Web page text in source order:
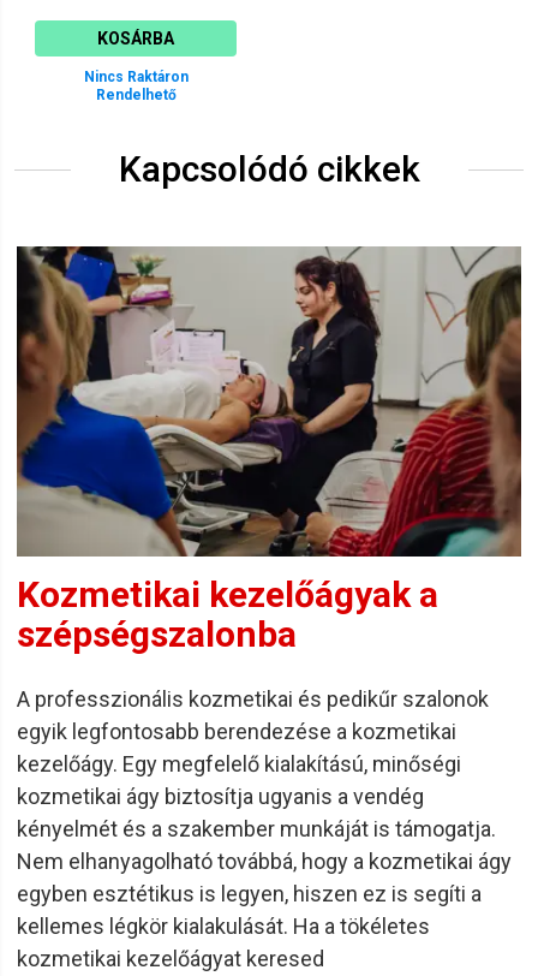
KOSÁRBA
Nincs Raktáron
Rendelhető
Kapcsolódó cikkek
Kozmetikai kezelőágyak a
szépségszalonba
A professzionális kozmetikai és pedikűr szalonok
egyik legfontosabb berendezése a kozmetikai
kezelőágy. Egy megfelelő kialakítású, minőségi
kozmetikai ágy biztosítja ugyanis a vendég
kényelmét és a szakember munkáját is támogatja.
Nem elhanyagolható továbbá, hogy a kozmetikai ágy
egyben esztétikus is legyen, hiszen ez is segíti a
kellemes légkör kialakulását. Ha a tökéletes
kozmetikai kezelőágyat keresed